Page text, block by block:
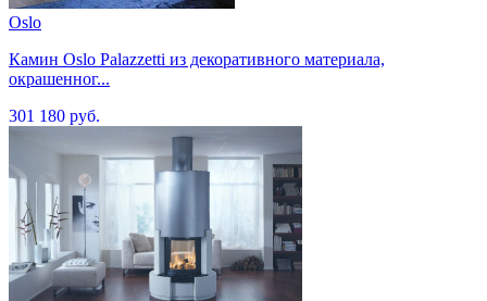
Oslo
Камин Oslo Palazzetti из декоративного материала,
окрашенног...
301 180 руб.